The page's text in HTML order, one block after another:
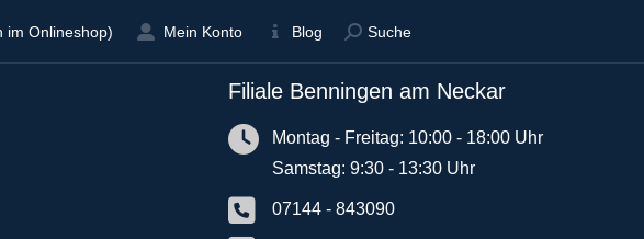
im Onlineshop) Mein Konto Blog Suche:Suche
Filiale Benningen am Neckar
Montag - Freitag: 10:00 - 18:00 Uhr
Samstag: 9:30 - 13:30 Uhr
07144 - 843090
im Onlineshop) Mein Konto Blog Suche:Suche
BETTWAREN SHOP 0,00